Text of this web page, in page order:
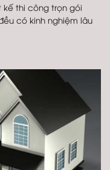
kế thi công trọn gói
có kinh nghiệm lâu